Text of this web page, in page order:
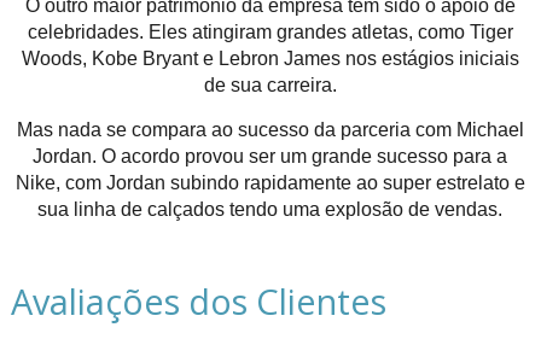
O outro maior patrimônio da empresa tem sido o apoio de
celebridades. Eles atingiram grandes atletas, como Tiger
Woods, Kobe Bryant e Lebron James nos estágios iniciais
de sua carreira.
Mas nada se compara ao sucesso da parceria com Michael
Jordan. O acordo provou ser um grande sucesso para a
Nike, com Jordan subindo rapidamente ao super estrelato e
sua linha de calçados tendo uma explosão de vendas.
Avaliações dos Clientes